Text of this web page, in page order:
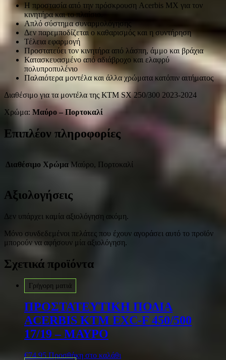
Η προστασία από την πρόσκρουση Acerbis MX για τον
κινητήρα και το πλαίσιο.
Απλό σύστημα συναρμολόγησης
Δεν παρεμποδίζεται ο καθαρισμός και η συντήρηση
Τέλεια εφαρμογή
Προστατεύει τον κινητήρα από λάσπη, άμμο και βράχια
Κατασκευασμένο από αδιάβροχο και ελαφρύ
πολυπροπυλένιο
Παλαιότερα μοντέλα και άλλα χρώματα κατόπιν αιτήματος
Διαθέσιμο για τα μοντέλα της ΚΤΜ SX 250/300 2023-2024
Χρώμα: Μαύρο – Πορτοκαλί
Επιπλέον πληροφορίες
Διαθέσιμο Χρώμα Μαύρο, Πορτοκαλί
Αξιολογήσεις
Δεν υπάρχει καμία αξιολόγηση ακόμη.
Μόνο συνδεδεμένοι πελάτες που έχουν αγοράσει αυτό το προϊόν
μπορούν να αφήσουν μία αξιολόγηση.
Σχετικά προϊόντα
Γρήγορη ματιά
ΠΡΟΣΤΑΤΕΥΤΙΚΗ ΠΟΔΙΑ
ACERBIS KTM EXC-F 450/500
17/19 – ΜΑΥΡΟ
€74.95 Προσθήκη στο καλάθι